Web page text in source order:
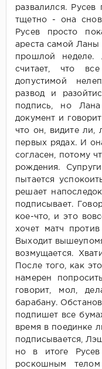
развалился. Русев
тщетно - она
Русев просто
ареста самой
прошлой неделе.
считает, что
допустимой
развод и
подпись, но
документ и
что он, видите ли,
первых рядах. И
согласен, потому
рождения.
пытается
решает
подписывает.
кое-что, и это
хочет матч
Выходит
возмущается.
После того, как
намерен
говорит, мол,
барабану.
подпишет все
время в поединке
подписывается,
но в итоге Русев
роскошным